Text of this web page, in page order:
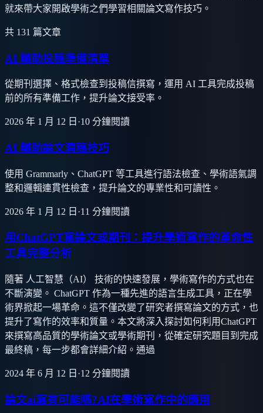
就來帶大家開啟學術之們學習相關論文寫作技巧。
共 131 篇文章
AI 輔助投稿準備清單
從期刊選擇、格式檢查到投稿信撰寫，運用 AI 工具完成投稿
前的所有準備工作，提升論文接受率。
2026 年 1 月 12 日 ·10 分鐘閱讀
AI 輔助論文潤稿技巧
使用 Grammarly、ChatGPT 等工具進行語法檢查、學術語氣調
整和邏輯連貫性檢查，提升論文的專業性和可讀性。
2026 年 1 月 12 日 ·11 分鐘閱讀
用ChatGPT寫論文或期刊：提升學術寫作的革命性
工具完整分析
隨著 人工智慧（AI） 技術的快速發展，學術寫作的方式也在
不斷演變。 ChatGPT 作為一種先進的語言生成工具，正在學
術界掀起一場革命。這不僅改變了研究者撰寫論文的方式，也
提升了寫作的效率和質量。本文將深入探討如何利用ChatGPT
來撰寫高品質的學術論文或學術期刊，從確定研究題目到完成
最終稿，每一步都會詳細介紹。通過
2024 年 6 月 12 日 ·12 分鐘閱讀
論文ai寫有可能嗎?AI在學術寫作中的應用